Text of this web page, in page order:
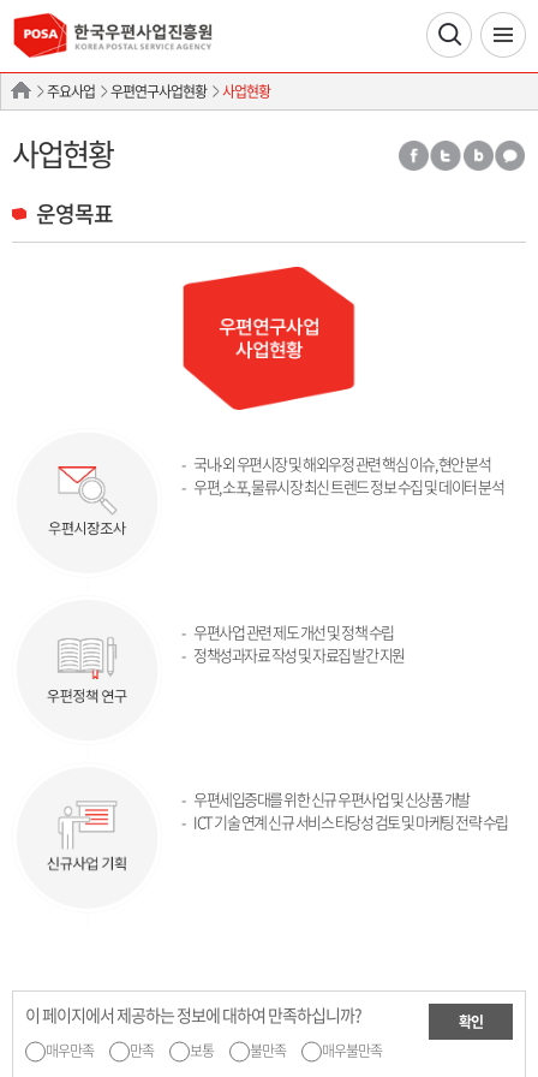
주요사업 우편연구사업현황 사업현황
사업현황
운영목표
국내∙외 우편시장 및 해외우정 관련 핵심 이슈, 현안 분석
우편, 소포, 물류시장 최신 트렌드 정보 수집 및 데이터 분석
우편사업 관련 제도 개선 및 정책 수립
정책성과자료 작성 및 자료집 발간 지원
우편세입증대를 위한 신규 우편사업 및 신상품 개발
ICT 기술 연계 신규 서비스 타당성 검토 및 마케팅 전략 수립
이 페이지에서 제공하는 정보에 대하여 만족하십니까?
매우만족 만족 보통 불만족 매우불만족
확인